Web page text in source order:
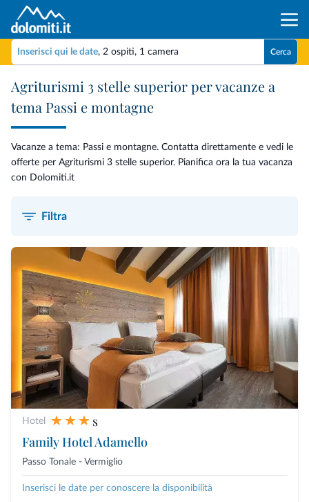
Inserisci qui le date, 2 ospiti, 1 camera Cerca
Agriturismi 3 stelle superior per vacanze a
tema Passi e montagne
Vacanze a tema: Passi e montagne. Contatta direttamente e vedi le
offerte per Agriturismi 3 stelle superior. Pianifica ora la tua vacanza
con Dolomiti.it
Filtra
Hotel
s
Family Hotel Adamello
Passo Tonale - Vermiglio
Inserisci le date per conoscere la disponibilità